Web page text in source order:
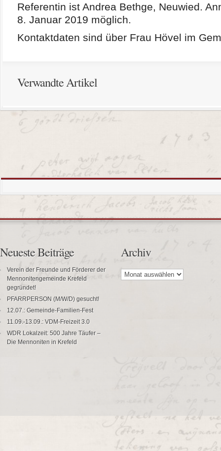
Referentin ist Andrea Bethge, Neuwied.
8. Januar 2019 möglich.
Kontaktdaten sind über Frau Hövel im
Verwandte Artikel
Neueste Beiträge
Verein der Freunde und Förderer der
Mennonitengemeinde Krefeld
gegründet!
PFARRPERSON (M/W/D) gesucht!
12.07.: Gemeinde-Familien-Fest
11.09.-13.09.: VDM-Freizeit 3.0
WDR Lokalzeit: 500 Jahre Täufer –
Die Mennoniten in Krefeld
Archiv
Archiv